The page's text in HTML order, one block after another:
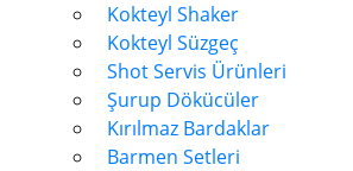
Kokteyl Shaker
Kokteyl Süzgeç
Shot Servis Ürünleri
Şurup Dökücüler
Kırılmaz Bardaklar
Barmen Setleri